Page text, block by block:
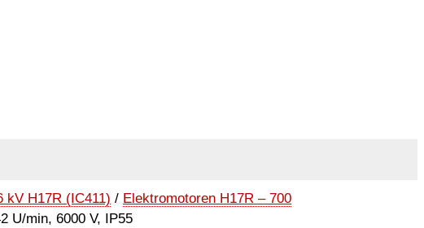
kV H17R (IC411) / Elektromotoren H17R – 700
U/min, 6000 V, IP55